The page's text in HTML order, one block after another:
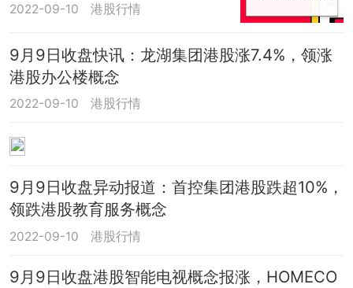
2022-09-10 港股行情
9月9日收盘快讯：龙湖集团港股涨7.4%，领涨
港股办公楼概念
2022-09-10 港股行情
9月9日收盘异动报道：首控集团港股跌超10%，
领跌港股教育服务概念
2022-09-10 港股行情
9月9日收盘港股智能电视概念报涨，HOMECO